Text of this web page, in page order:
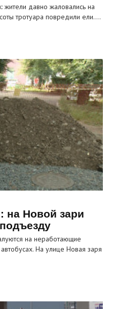
давно жаловались на
тротуара повредили ели.…
на Новой зари
на неработающие
На улице Новая заря